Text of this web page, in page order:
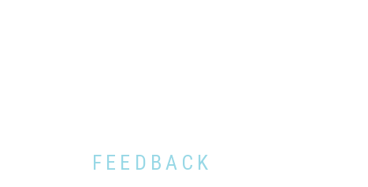
FEEDBACK